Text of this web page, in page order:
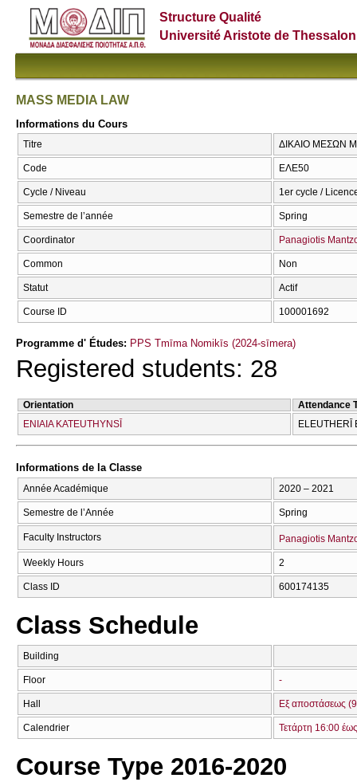
Structure Qualité
Université Aristote de
MASS MEDIA LAW
Informations du Cours
Titre ΔΙΚΑΙΟ ΜΕΣΩΝ
Code ΕΛΕ50
Cycle / Niveau 1er cycle /
Semestre de l’année Spring
Coordinator Panagiotis
Common Non
Statut Actif
Course ID 100001692
Programme d' Études: PPS Tmīma Nomikīs (2024-sīmera)
Registered students: 28
Orientation
Attendance
ENIAIA KATEUTHYNSĪ
ELEUTHERĪ
Informations de la Classe
Année Académique 2020 – 2021
Semestre de l’Année Spring
Faculty Instructors Panagiotis
Weekly Hours 2
Class ID 600174135
Class Schedule
Building
Floor -
Hall Εξ αποστάσεως
Calendrier Τετάρτη 16:00
Course Type 2016-2020